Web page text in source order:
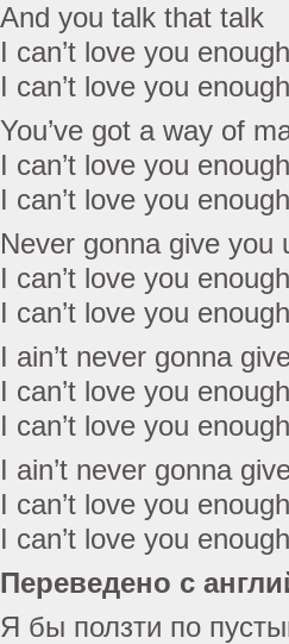
And you talk that talk
I can’t love you enough
I can’t love you enough
You’ve got a way of
I can’t love you enough
I can’t love you enough
Never gonna give you
I can’t love you enough
I can’t love you enough
I ain’t never gonna
I can’t love you enough
I can’t love you enough
I ain’t never gonna
I can’t love you enough
I can’t love you enough
Переведено с
Я бы ползти по